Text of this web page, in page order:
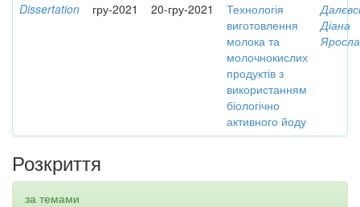
Dissertation гру-2021 20-гру-2021
Технологія
виготовлення
молока та
молочнокислих
продуктів з
використанням
біологічно
активного йоду
Діана
Розкриття
за темами